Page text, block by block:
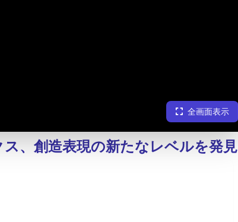
全画面表示
、創造表現の新たなレベルを発見